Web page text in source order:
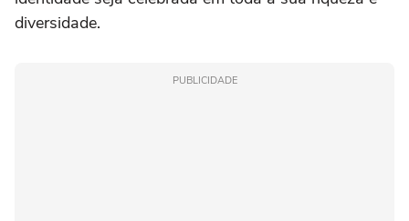
diversidade.
PUBLICIDADE